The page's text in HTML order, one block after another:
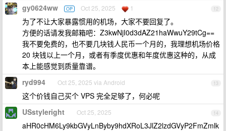
12
gy0624ww OP Oct 25, 2025 1
为了不让大家暴露惯用的机场，大家不要回复了。
方便的话请发我邮箱吧：Z3kwNjI0d3dAZ21haWwuY29tCg==
我不要免费的，也不要几块钱人民币一个月的，我理想机场价格
20 块钱以上一个月，或者有季度优惠和年度优惠这种的，从成
本上能感觉到质量靠谱。
13
ryd994 Oct 25, 2025 via Android
这个价钱自己买个 VPS 完全足够了，何必呢
14
USstyleright Oct 25, 2025
aHR0cHM6Ly9kbGVyLnByby9hdXRoL3JlZ2lzdGVyP2FmZmlk